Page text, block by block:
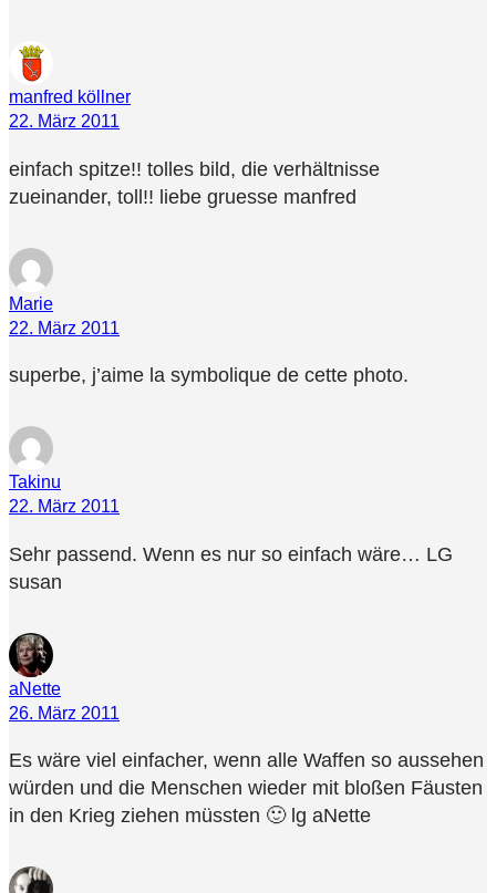
manfred köllner
22. März 2011
einfach spitze!! tolles bild, die verhältnisse
zueinander, toll!! liebe gruesse manfred
Marie
22. März 2011
superbe, j’aime la symbolique de cette photo.
Takinu
22. März 2011
Sehr passend. Wenn es nur so einfach wäre… LG
susan
aNette
26. März 2011
Es wäre viel einfacher, wenn alle Waffen so aussehen
würden und die Menschen wieder mit bloßen Fäusten
in den Krieg ziehen müssten 🙂 lg aNette